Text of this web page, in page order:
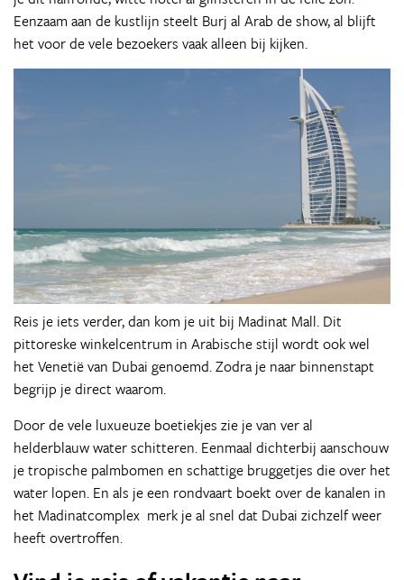
Eenzaam aan de kustlijn steelt Burj al Arab de show, al blijft
het voor de vele bezoekers vaak alleen bij kijken.
Reis je iets verder, dan kom je uit bij Madinat Mall. Dit
pittoreske winkelcentrum in Arabische stijl wordt ook wel
het Venetië van Dubai genoemd. Zodra je naar binnenstapt
begrijp je direct waarom.
Door de vele luxueuze boetiekjes zie je van ver al
helderblauw water schitteren. Eenmaal dichterbij aanschouw
je tropische palmbomen en schattige bruggetjes die over het
water lopen. En als je een rondvaart boekt over de kanalen in
het Madinatcomplex merk je al snel dat Dubai zichzelf weer
heeft overtroffen.